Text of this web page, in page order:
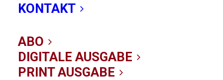
KONTAKT
ABO
DIGITALE AUSGABE
PRINT AUSGABE
Leinen und Bar
03/05/2021 INNEWS | BY KITE-REDAKTION